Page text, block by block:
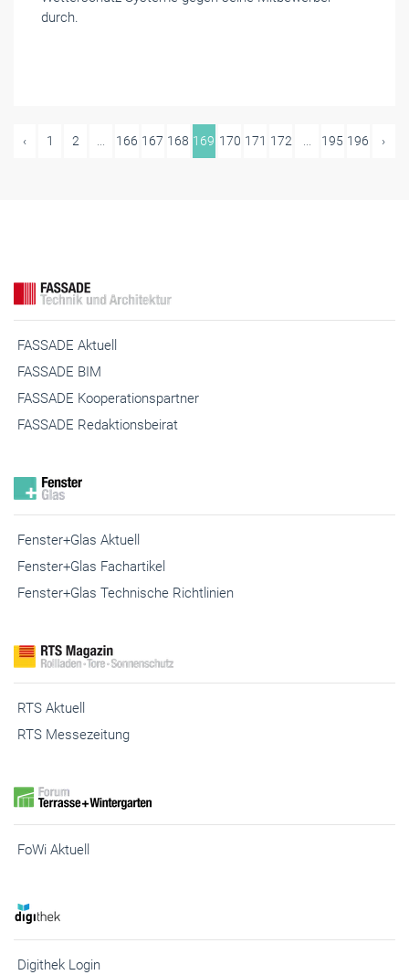
durch.
‹ 1 2 ... 166 167 168 169 170 171 172 ... 195 196 ›
FASSADE Aktuell
FASSADE BIM
FASSADE Kooperationspartner
FASSADE Redaktionsbeirat
Fenster+Glas Aktuell
Fenster+Glas Fachartikel
Fenster+Glas Technische Richtlinien
RTS Aktuell
RTS Messezeitung
FoWi Aktuell
Digithek Login